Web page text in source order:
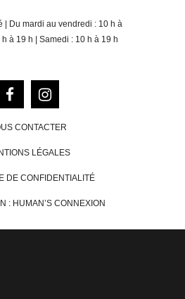
| Du mardi au vendredi : 10 h à
à 19 h | Samedi : 10 h à 19 h
CONTACTER
LÉGALES
DE CONFIDENTIALITÉ
: HUMAN’S CONNEXION